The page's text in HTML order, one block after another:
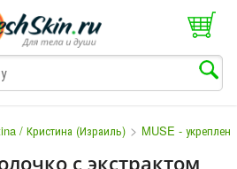
/ Кристина (Израиль) > MUSE -
с экстрактом